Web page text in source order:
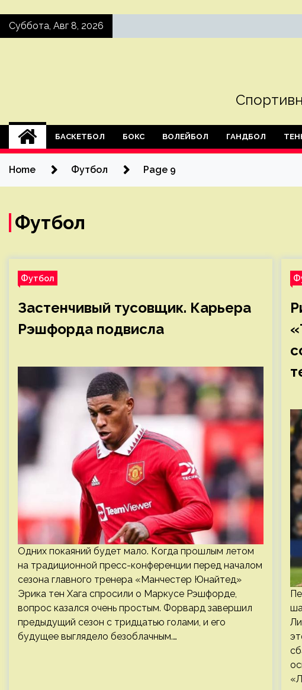
SkipСуббота, Авг 8, 2026
БАСКЕТБОЛ БОКС ВОЛЕЙБОЛ ГАНДБОЛ
Home Футбол Page 9
Футбол
Футбол
Застенчивый тусовщик. Карьера
Рэшфорда подвисла
Одних покаяний будет мало. Когда прошлым летом
на традиционной пресс-конференции перед началом
сезона главного тренера «Манчестер Юнайтед»
Эрика тен Хага спросили о Маркусе Рэшфорде,
вопрос казался очень простым. Форвард завершил
предыдущий сезон с тридцатью голами, и его
будущее выглядело безоблачным.…